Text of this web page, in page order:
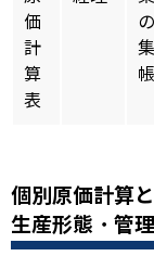
価
計
算
表
帳
個別原価計算
生産形態・管